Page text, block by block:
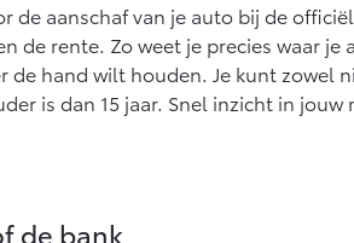
de aanschaf van je auto bij de
de rente. Zo weet je precies waar
de hand wilt houden. Je kunt
is dan 15 jaar. Snel inzicht in
de bank